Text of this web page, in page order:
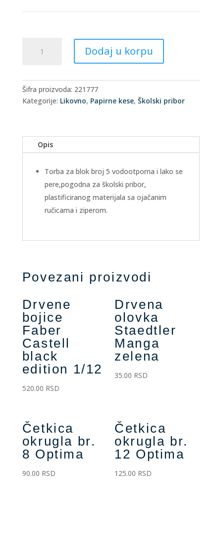
5
Pulse
količina
Dodaj u korpu
Šifra proizvoda: 221777
Kategorije: Likovno, Papirne kese, Školski pribor
Opis
Torba za blok broj 5 vodootporna i lako se
pere,pogodna za školski pribor,
plastificiranog materijala sa ojačanim
ručicama i ziperom.
Povezani proizvodi
Drvene
bojice
Faber
Castell
black
edition 1/12
520.00 RSD
Drvena
olovka
Staedtler
Manga
zelena
35.00 RSD
Četkica
okrugla br.
8 Optima
90.00 RSD
Četkica
okrugla br.
12 Optima
125.00 RSD